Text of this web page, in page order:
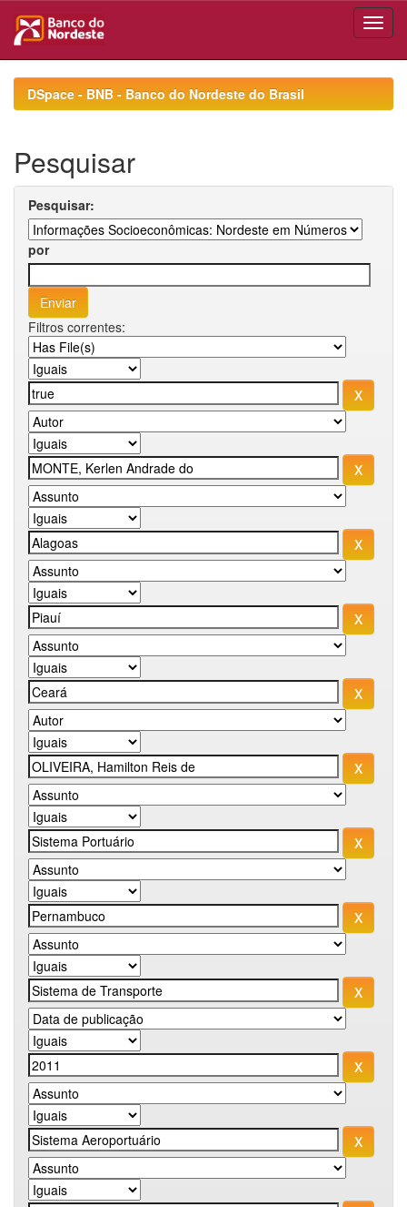
navigationDSpace - BNB - Banco do Nordeste do Brasil
Pesquisar
Pesquisar:
por
Filtros correntes: